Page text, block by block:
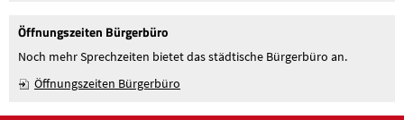
Öffnungszeiten Bürgerbüro
Noch mehr Sprechzeiten bietet das städtische Bürgerbüro an.
Öffnungszeiten Bürgerbüro